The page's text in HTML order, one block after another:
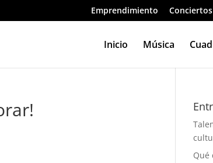
Emprendimiento Conciertos
Inicio Música
Qué